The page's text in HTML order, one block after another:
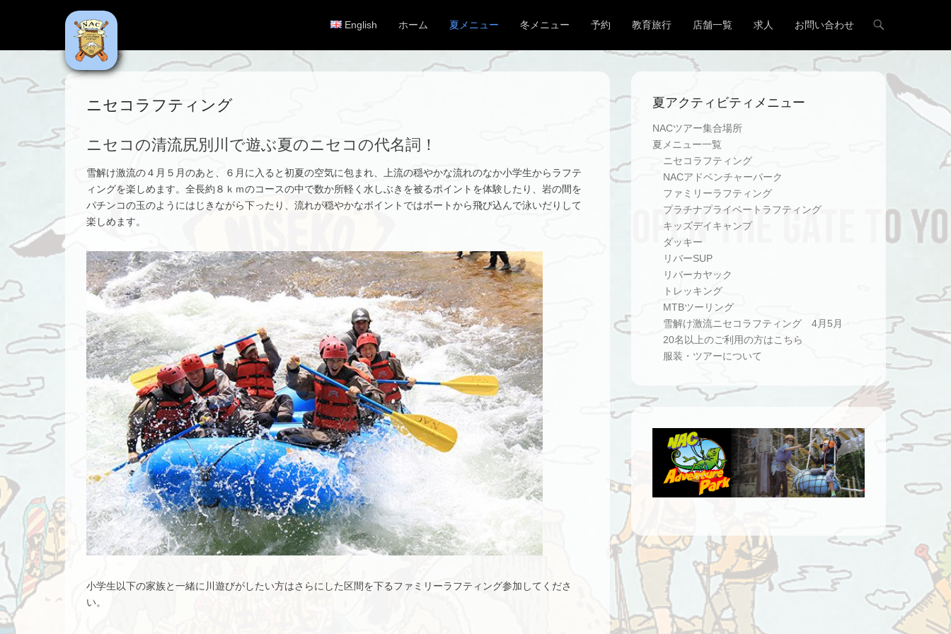
NAC
Niseko Adventure Centre
メインメニュー
コンテンツへスキップ
English ホーム 夏メニュー 冬メニュー 予約 教育旅行 店舗一覧 求人 お問い合わせ
ニセコラフティング
ニセコの清流尻別川で遊ぶ夏のニセコの代名詞！
雪解け激流の４月５月のあと、６月に入ると初夏の空気に包まれ、上流の穏やかな流れのなか小学生からラフテ
ィングを楽しめます。全長約８ｋｍのコースの中で数か所軽く水しぶきを被るポイントを体験したり、岩の間を
パチンコの玉のようにはじきながら下ったり、流れが穏やかなポイントではボートから飛び込んで泳いだりして
楽しめます。
小学生以下の家族と一緒に川遊びがしたい方はさらにした区間を下るファミリーラフティング参加してくださ
い。
夏アクティビティメニュー
NACツアー集合場所
夏メニュー一覧
ニセコラフティング
NACアドベンチャーパーク
ファミリーラフティング
プラチナプライベートラフティング
キッズデイキャンプ
ダッキー
リバーSUP
リバーカヤック
トレッキング
MTBツーリング
雪解け激流ニセコラフティング 4月5月
20名以上のご利用の方はこちら
服装・ツアーについて